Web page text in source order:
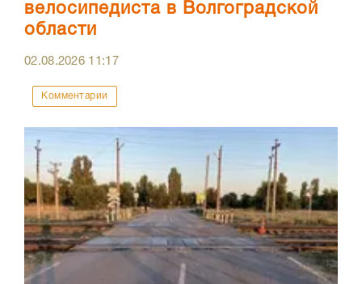
велосипедиста в Волгоградской
области
02.08.2026 11:17
Комментарии